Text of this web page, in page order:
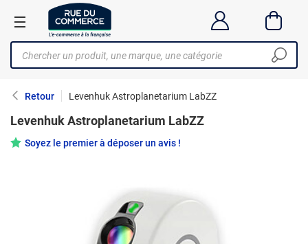
Retour Levenhuk Astroplanetarium LabZZ
Levenhuk Astroplanetarium LabZZ
Soyez le premier à déposer un avis !